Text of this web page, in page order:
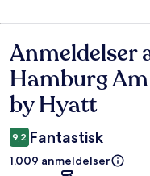
Anmeldelser
Anmeldelser
Hamburg
by Hyatt
9,2 Fantastisk
1.009 anmeldelser